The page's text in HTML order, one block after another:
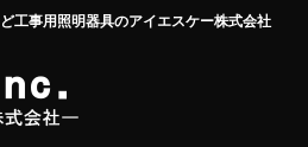
工事用照明器具のアイエスケー株式会社